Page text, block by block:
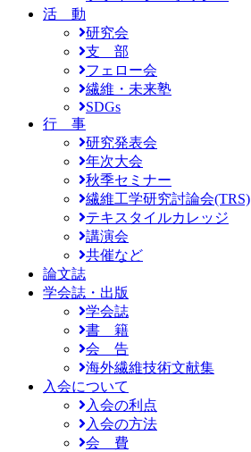
活 動
研究会
支 部
フェロー会
繊維・未来塾
SDGs
行 事
研究発表会
年次大会
秋季セミナー
繊維工学研究討論会(TRS)
テキスタイルカレッジ
講演会
共催など
論文誌
学会誌・出版
学会誌
書 籍
会 告
海外繊維技術文献集
入会について
入会の利点
入会の方法
会 費